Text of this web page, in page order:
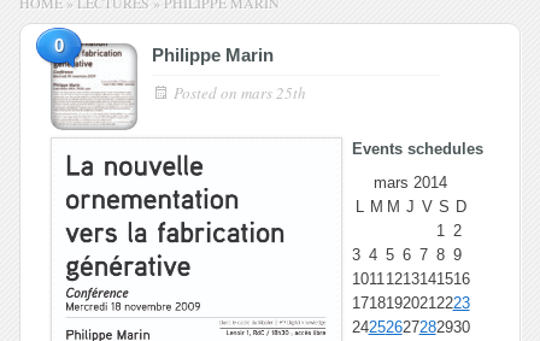
0 Philippe Marin
Posted on mars 25th
Events schedules
mars 2014
L M M J V S D
1 2
3 4 5 6 7 8 9
10111213141516
17181920212223
24252627282930